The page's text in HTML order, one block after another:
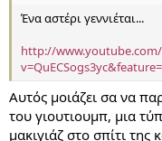
Ένα αστέρι γεννιέται...
http://
Αυτός μοιάζει σα να
του γιουτιουμπ, μια
μακιγιάζ στο σπίτι